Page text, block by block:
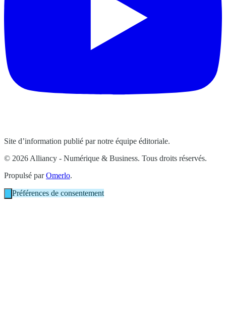
Site d’information publié par notre équipe éditoriale.
© 2026 Alliancy - Numérique & Business. Tous droits réservés.
Propulsé parOmerlo.
Préférences de consentement